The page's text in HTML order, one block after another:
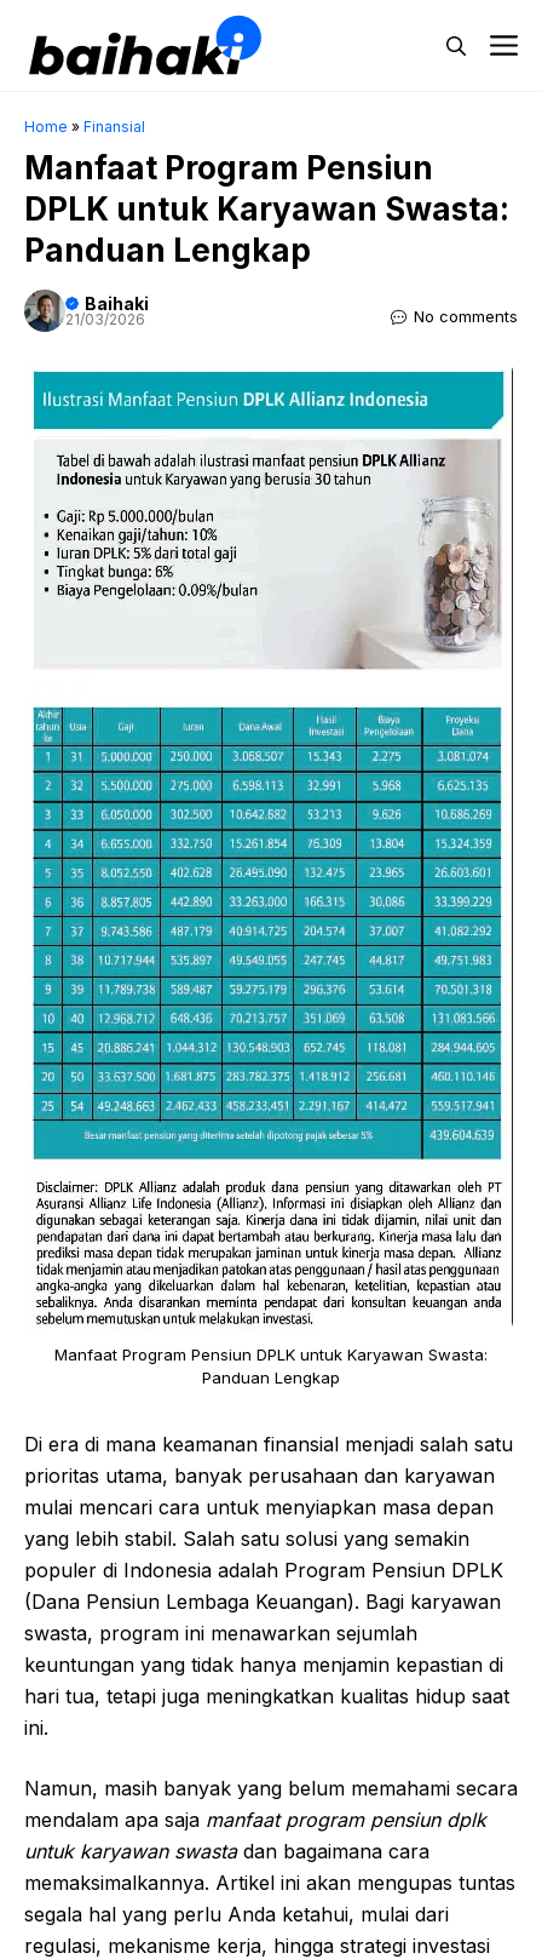
content
Home » Finansial
Manfaat Program Pensiun
DPLK untuk Karyawan Swasta:
Panduan Lengkap
Baihaki
21/03/2026 No comments
Manfaat Program Pensiun DPLK untuk Karyawan Swasta:
Panduan Lengkap
Di era di mana keamanan finansial menjadi salah satu
prioritas utama, banyak perusahaan dan karyawan
mulai mencari cara untuk menyiapkan masa depan
yang lebih stabil. Salah satu solusi yang semakin
populer di Indonesia adalah Program Pensiun DPLK
(Dana Pensiun Lembaga Keuangan). Bagi karyawan
swasta, program ini menawarkan sejumlah
keuntungan yang tidak hanya menjamin kepastian di
hari tua, tetapi juga meningkatkan kualitas hidup saat
ini.
Namun, masih banyak yang belum memahami secara
mendalam apa saja manfaat program pensiun dplk
untuk karyawan swastadan bagaimana cara
memaksimalkannya. Artikel ini akan mengupas tuntas
segala hal yang perlu Anda ketahui, mulai dari
regulasi, mekanisme kerja, hingga strategi investasi